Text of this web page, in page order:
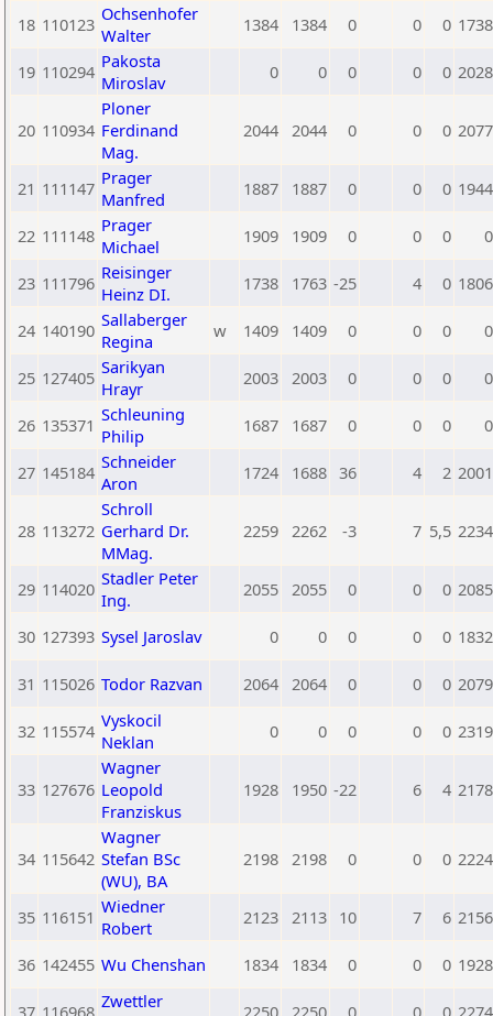
18 110123 Ochsenhofer
Walter
1384 1384 0 0 0 1738
19 110294 Pakosta
Miroslav
0 0 0 0 0 2028
20 110934
Ploner
Ferdinand
Mag.
2044 2044 0 0 0 2077
21 111147 Prager
Manfred
1887 1887 0 0 0 1944
22 111148 Prager
Michael
1909 1909 0 0 0 0
23 111796 Reisinger
Heinz DI.
1738 1763 -25 4 0 1806
24 140190 Sallaberger
Regina
w 1409 1409 0 0 0 0
25 127405 Sarikyan
Hrayr
2003 2003 0 0 0 0
26 135371 Schleuning
Philip
1687 1687 0 0 0 0
27 145184 Schneider
Aron
1724 1688 36 4 2 2001
28 113272
Schroll
Gerhard Dr.
MMag.
2259 2262 -3 7 5,5 2234
29 114020 Stadler Peter
Ing.
2055 2055 0 0 0 2085
30 127393 Sysel Jaroslav 0 0 0 0 0 1832
31 115026 Todor Razvan 2064 2064 0 0 0 2079
32 115574 Vyskocil
Neklan
0 0 0 0 0 2319
33 127676
Wagner
Leopold
Franziskus
1928 1950 -22 6 4 2178
34 115642
Wagner
Stefan BSc
(WU), BA
2198 2198 0 0 0 2224
35 116151 Wiedner
Robert
2123 2113 10 7 6 2156
36 142455 Wu Chenshan 1834 1834 0 0 0 1928
37 116968 Zwettler
2250 2250 0 0 0 2274